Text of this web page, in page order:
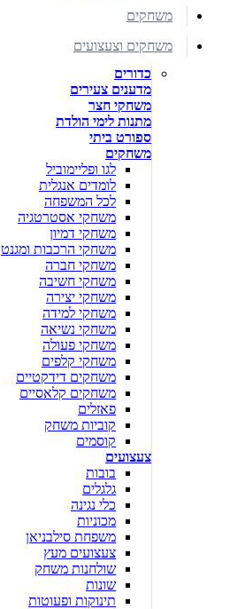
משחקים
משחקים וצעצועים
כדורים
מדענים צעירים
משחקי חצר
מתנות לימי הולדת
ספורט ביתי
משחקים
לגו ופליימוביל
לומדים אנגלית
לכל המשפחה
משחקי אסטרטגיה
משחקי דמיון
משחקי הרכבות ומגנט
משחקי חברה
משחקי חשיבה
משחקי יצירה
משחקי למידה
משחקי נשיאה
משחקי פעולה
משחקי קלפים
משחקים דידקטיים
משחקים קלאסיים
פאזלים
קוביות משחק
קוסמים
צעצועים
בובות
גלגלים
כלי נגינה
מכוניות
משפחת סילבניאן
צעצועים מעץ
שולחנות משחק
שונות
תינוקות ופעוטות